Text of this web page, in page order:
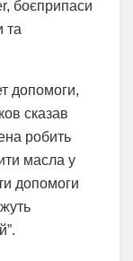
боєприпаси
та
допомоги,
сказав
робить
масла у
допомоги